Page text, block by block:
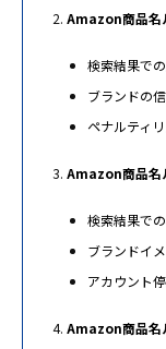
Amazon商品名
検索結果で
ブランドの
ペナルティ
Amazon商品名
検索結果で
ブランドイ
アカウント
Amazon商品名